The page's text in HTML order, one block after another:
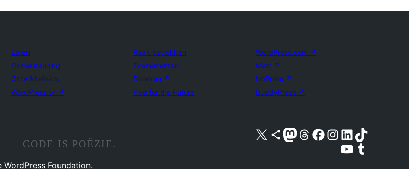
Leren
Ondersteuning
Ontwikkelaars
WordPress.tv ↗
Raak betrokken
Evenementen
Doneren ↗
Five for the Future
WordPress.com ↗
Matt ↗
bbPress ↗
BuddyPress ↗
Bezoek ons X (voorheen Twitter) account
Bezoek ons Bluesky account
Bezoek ons Mastodon account
Bezoek ons Threads account
Onze Facebook pagina bezoeken
Bezoek ons Instagram account
Bezoek ons LinkedIn account
Bezoek ons TikTok account
Bezoek ons YouTube kanaalBezoek ons Tumblr account
CODE IS POËZIE.
Foundation.